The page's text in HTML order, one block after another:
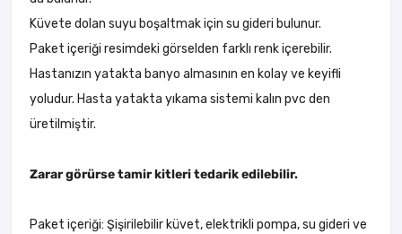
Küvete dolan suyu boşaltmak için su gideri bulunur.
Paket içeriği resimdeki görselden farklı renk içerebilir.
Hastanızın yatakta banyo almasının en kolay ve keyifli
yoludur. Hasta yatakta yıkama sistemi kalın pvc den
üretilmiştir.
Zarar görürse tamir kitleri tedarik edilebilir.
Paket içeriği: Şişirilebilir küvet, elektrikli pompa, su gideri ve